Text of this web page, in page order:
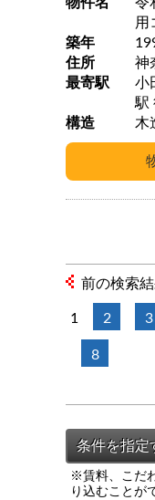
用
築年
住所
神
最寄駅
小
構造
木
前の検索
1 2 3
8
※賃料、こだ
り込むことが